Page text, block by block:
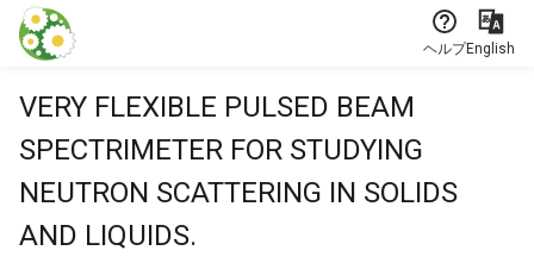
本文に飛ぶ
ヘルプEnglish
VERY FLEXIBLE PULSED BEAM
SPECTRIMETER FOR STUDYING
NEUTRON SCATTERING IN SOLIDS
AND LIQUIDS.